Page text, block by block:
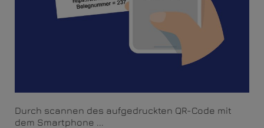
Durch scannen des aufgedruckten QR-Code mit
dem Smartphone ...